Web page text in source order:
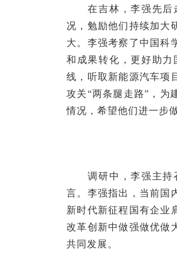
在吉林，李强先后走
况，勉励他们持续加大
大。李强考察了中国科
和成果转化，更好助
线，听取新能源汽车项
攻关“两条腿走路”，为
情况，希望他们进一步
调研中，李强主持召
言。李强指出，当前国
新时代新征程国有企业
改革创新中做强做优做
共同发展。